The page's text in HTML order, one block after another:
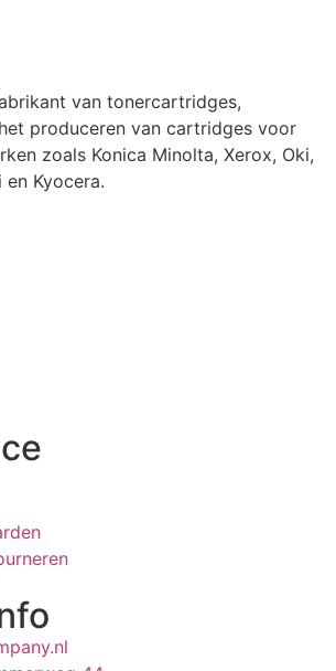
van tonercartridges,
produceren van cartridges voor
zoals Konica Minolta, Xerox, Oki,
Kyocera.